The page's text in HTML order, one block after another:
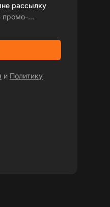
рассылку
промо-
и Политику